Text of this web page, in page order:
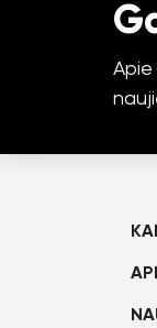
Apie